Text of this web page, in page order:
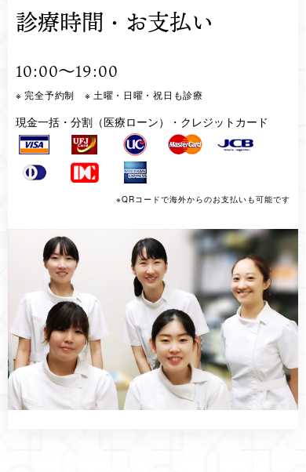
診療時間・お支払い
10:00～19:00
※ 完全予約制 ※ 土曜・日曜・祝日も診療
現金一括・分割（医療ローン）・クレジットカード
※QRコードで海外からのお支払いも可能です